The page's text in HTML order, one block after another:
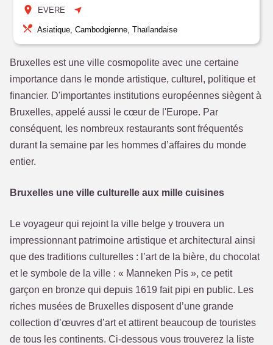
EVERE
Asiatique, Cambodgienne, Thaïlandaise
Bruxelles est une ville cosmopolite avec une certaine
importance dans le monde artistique, culturel, politique et
financier. D'importantes institutions européennes siègent à
Bruxelles, appelé aussi le cœur de l'Europe. Par
conséquent, les nombreux restaurants sont fréquentés
durant la semaine par les hommes d’affaires du monde
entier.
Bruxelles une ville culturelle aux mille cuisines
Le voyageur qui rejoint la ville belge y trouvera un
impressionnant patrimoine artistique et architectural ainsi
que des traditions culturelles : l’art de la bière, du chocolat
et le symbole de la ville : « Manneken Pis », ce petit
garçon en bronze qui depuis 1619 fait pipi en public. Les
riches musées de Bruxelles disposent d’une grande
collection d’œuvres d’art et attirent beaucoup de touristes
de tous les continents. Ci-dessous vous trouverez la liste